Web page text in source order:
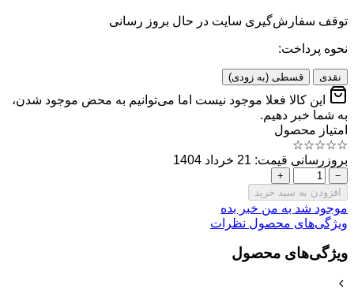
توقف سفارش‌گیری سایت در حال بروز رسانی
نحوه پرداخت:
نقدی قسطی (به زودی)
این کالا فعلا موجود نیست اما می‌توانیم به محض موجود شدن،
به شما خبر دهیم.
امتیاز محصول
☆
☆
☆
☆
☆
بروزرسانی قیمت: 21 خرداد 1404
−
+
افزودن به سبد خرید
موجود شد به من خبر بده
ویژگی‌های محصول نظرات
ویژگی‌های محصول